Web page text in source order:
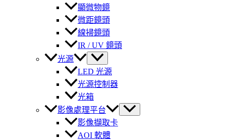
顯微物鏡
微距鏡頭
線掃鏡頭
IR / UV 鏡頭
光源
LED 光源
光源控制器
光箱
影像處理平台
影像擷取卡
AOI 軟體